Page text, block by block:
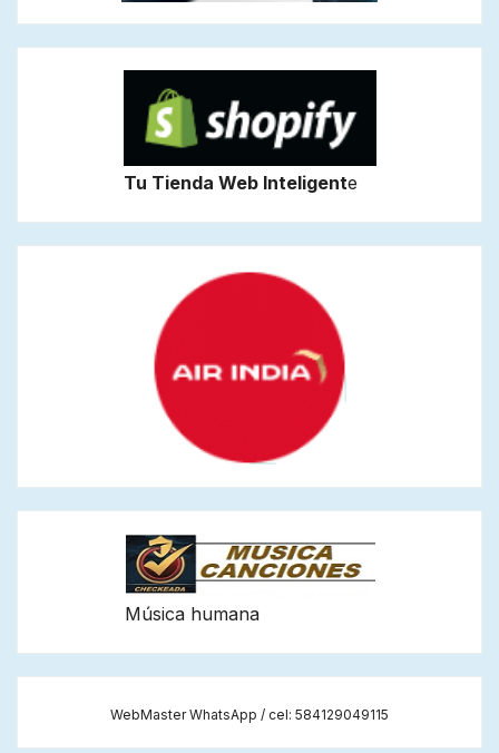
Tu Tienda Web Inteligente
Música humana
WebMaster WhatsApp / cel: 584129049115